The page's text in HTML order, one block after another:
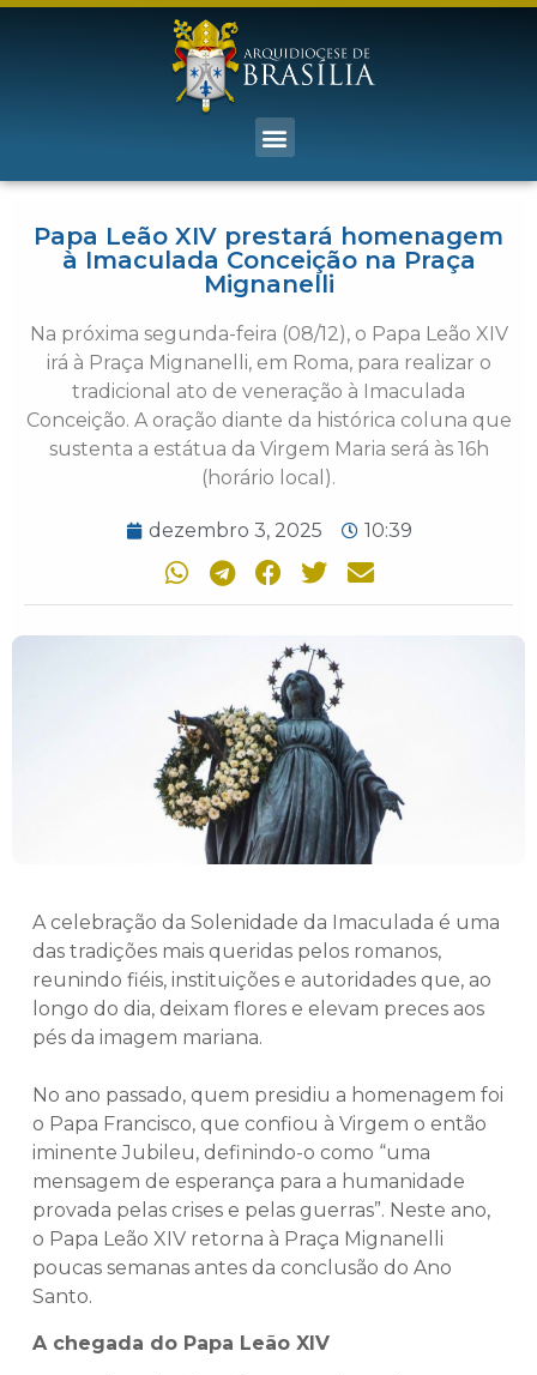
Papa Leão XIV prestará homenagem
à Imaculada Conceição na Praça
Mignanelli
Na próxima segunda-feira (08/12), o Papa Leão XIV
irá à Praça Mignanelli, em Roma, para realizar o
tradicional ato de veneração à Imaculada
Conceição. A oração diante da histórica coluna que
sustenta a estátua da Virgem Maria será às 16h
(horário local).
dezembro 3, 2025 10:39
A celebração da Solenidade da Imaculada é uma
das tradições mais queridas pelos romanos,
reunindo fiéis, instituições e autoridades que, ao
longo do dia, deixam flores e elevam preces aos
pés da imagem mariana.
No ano passado, quem presidiu a homenagem foi
o Papa Francisco, que confiou à Virgem o então
iminente Jubileu, definindo-o como “uma
mensagem de esperança para a humanidade
provada pelas crises e pelas guerras”. Neste ano,
o Papa Leão XIV retorna à Praça Mignanelli
poucas semanas antes da conclusão do Ano
Santo.
A chegada do Papa Leão XIV